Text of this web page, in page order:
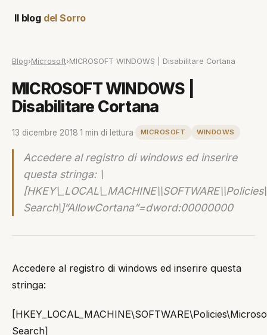
Il blog del Sorro
Blog›Microsoft›MICROSOFT WINDOWS | Disabilitare Cortana
MICROSOFT WINDOWS |
Disabilitare Cortana
13 dicembre 2018 1 min di lettura MICROSOFT WINDOWS
Accedere al registro di windows ed inserire
questa stringa: \
Search\]“AllowCortana”=dword:00000000
Accedere al registro di windows ed inserire questa
stringa:
Search]